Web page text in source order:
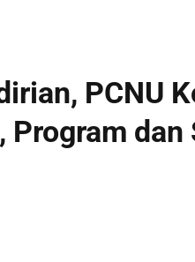
PCNU
Program